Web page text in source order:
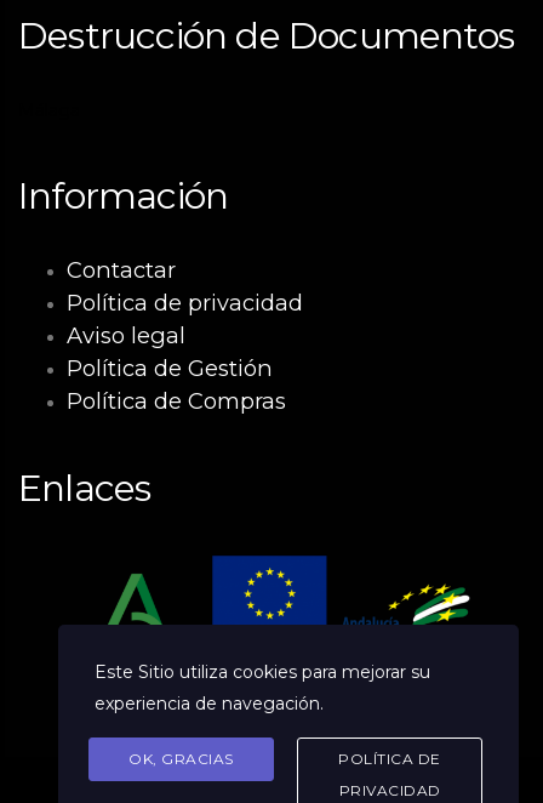
Destrucción de Documentos
Información
Contactar
Política de privacidad
Aviso legal
Política de Gestión
Política de Compras
Enlaces
Este Sitio utiliza cookies para mejorar su
experiencia de navegación.
OK, GRACIAS
POLÍTICA DE
PRIVACIDAD